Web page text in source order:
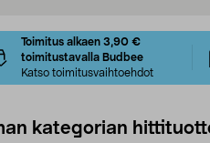
Toimitus alkaen 3,90 €
toimitustavalla Budbee
Katso toimitusvaihtoehdot
kategorian